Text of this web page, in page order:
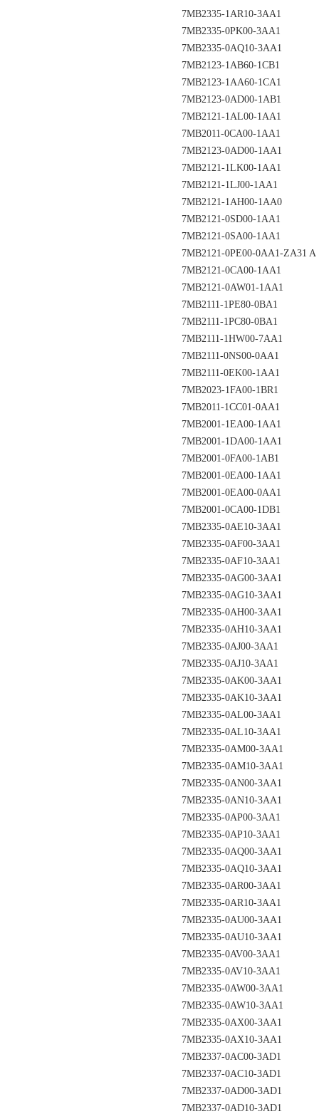
7MB2335-1AR10-3AA1
7MB2335-0PK00-3AA1
7MB2335-0AQ10-3AA1
7MB2123-1AB60-1CB1
7MB2123-1AA60-1CA1
7MB2123-0AD00-1AB1
7MB2121-1AL00-1AA1
7MB2011-0CA00-1AA1
7MB2123-0AD00-1AA1
7MB2121-1LK00-1AA1
7MB2121-1LJ00-1AA1
7MB2121-1AH00-1AA0
7MB2121-0SD00-1AA1
7MB2121-0SA00-1AA1
7MB2121-0PE00-0AA1-ZA31 A
7MB2121-0CA00-1AA1
7MB2121-0AW01-1AA1
7MB2111-1PE80-0BA1
7MB2111-1PC80-0BA1
7MB2111-1HW00-7AA1
7MB2111-0NS00-0AA1
7MB2111-0EK00-1AA1
7MB2023-1FA00-1BR1
7MB2011-1CC01-0AA1
7MB2001-1EA00-1AA1
7MB2001-1DA00-1AA1
7MB2001-0FA00-1AB1
7MB2001-0EA00-1AA1
7MB2001-0EA00-0AA1
7MB2001-0CA00-1DB1
7MB2335-0AE10-3AA1
7MB2335-0AF00-3AA1
7MB2335-0AF10-3AA1
7MB2335-0AG00-3AA1
7MB2335-0AG10-3AA1
7MB2335-0AH00-3AA1
7MB2335-0AH10-3AA1
7MB2335-0AJ00-3AA1
7MB2335-0AJ10-3AA1
7MB2335-0AK00-3AA1
7MB2335-0AK10-3AA1
7MB2335-0AL00-3AA1
7MB2335-0AL10-3AA1
7MB2335-0AM00-3AA1
7MB2335-0AM10-3AA1
7MB2335-0AN00-3AA1
7MB2335-0AN10-3AA1
7MB2335-0AP00-3AA1
7MB2335-0AP10-3AA1
7MB2335-0AQ00-3AA1
7MB2335-0AQ10-3AA1
7MB2335-0AR00-3AA1
7MB2335-0AR10-3AA1
7MB2335-0AU00-3AA1
7MB2335-0AU10-3AA1
7MB2335-0AV00-3AA1
7MB2335-0AV10-3AA1
7MB2335-0AW00-3AA1
7MB2335-0AW10-3AA1
7MB2335-0AX00-3AA1
7MB2335-0AX10-3AA1
7MB2337-0AC00-3AD1
7MB2337-0AC10-3AD1
7MB2337-0AD00-3AD1
7MB2337-0AD10-3AD1